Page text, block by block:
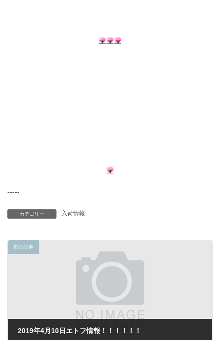
-----
カテゴリー 入荷情報
前の記事
2019年4月10日エトフ情報！！！！！！